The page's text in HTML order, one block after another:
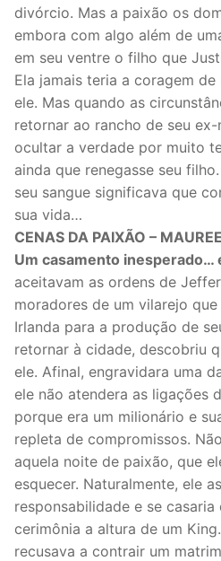
divórcio. Mas a paixão os
embora com algo além de
em seu ventre o filho que
Ela jamais teria a coragem
ele. Mas quando as
retornar ao rancho de seu
ocultar a verdade por muito
ainda que renegasse seu
seu sangue significava que
sua vida…
CENAS DA PAIXÃO –
Um casamento inesperado…
aceitavam as ordens de
moradores de um vilarejo
Irlanda para a produção de
retornar à cidade, descobriu
ele. Afinal, engravidara uma
ele não atendera as ligações
porque era um milionário e
repleta de compromissos.
aquela noite de paixão, que
esquecer. Naturalmente, ele
responsabilidade e se casaria
cerimônia a altura de um
recusava a contrair um